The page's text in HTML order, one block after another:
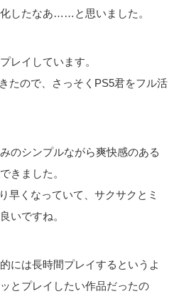
したなあ……と思いました。
レイしています。
たので、さっそくPS5君をフル活
のシンプルながら爽快感のある
きました。
早くなっていて、サクサクとミ
いですね。
には長時間プレイするというよ
とプレイしたい作品だったの